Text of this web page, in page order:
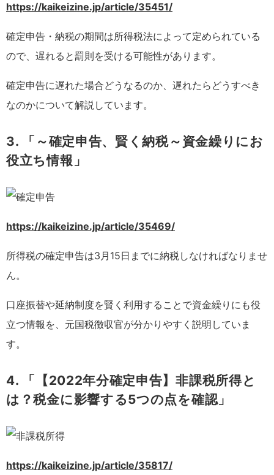
https://kaikeizine.jp/article/35451/
確定申告・納税の期間は所得税法によって定められている
ので、遅れると罰則を受ける可能性があります。
確定申告に遅れた場合どうなるのか、遅れたらどうすべき
なのかについて解説しています。
3. 「～確定申告、賢く納税～資金繰りにお
役立ち情報」
https://kaikeizine.jp/article/35469/
所得税の確定申告は3月15日までに納税しなければなりませ
ん。
口座振替や延納制度を賢く利用することで資金繰りにも役
立つ情報を、元国税徴収官が分かりやすく説明していま
す。
4. 「【2022年分確定申告】非課税所得と
は？税金に影響する5つの点を確認」
https://kaikeizine.jp/article/35817/